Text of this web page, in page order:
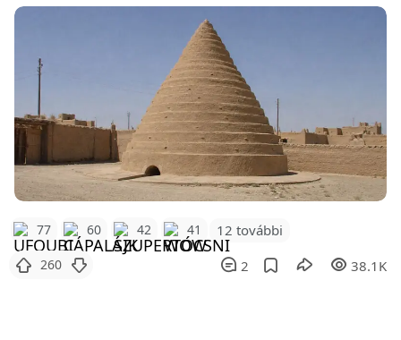
77 60 42 41 12 további
260 2 38.1K